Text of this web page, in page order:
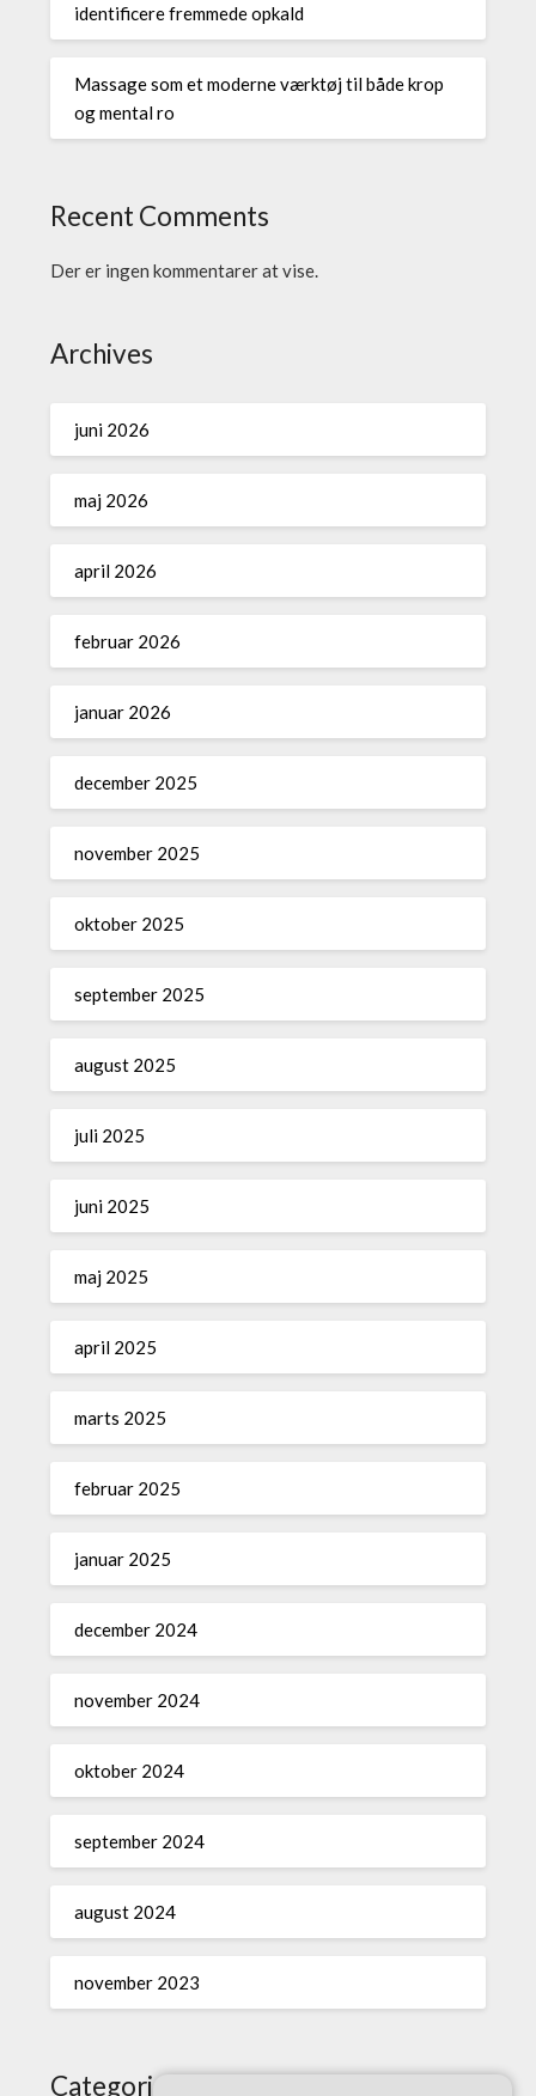
identificere fremmede opkald
Massage som et moderne værktøj til både krop
og mental ro
Recent Comments
Der er ingen kommentarer at vise.
Archives
juni 2026
maj 2026
april 2026
februar 2026
januar 2026
december 2025
november 2025
oktober 2025
september 2025
august 2025
juli 2025
juni 2025
maj 2025
april 2025
marts 2025
februar 2025
januar 2025
december 2024
november 2024
oktober 2024
september 2024
august 2024
november 2023
Categories